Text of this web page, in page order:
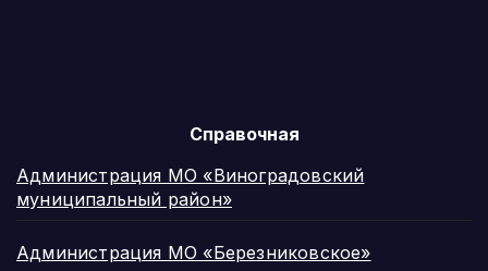
Справочная
Администрация МО «Виноградовский
муниципальный район»
Администрация МО «Березниковское»